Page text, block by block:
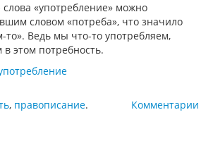
«употребление» можно
словом «потреба», что значило
то». Ведь мы что-то употребляем,
этом потребность.
Комментарии
, правописание.